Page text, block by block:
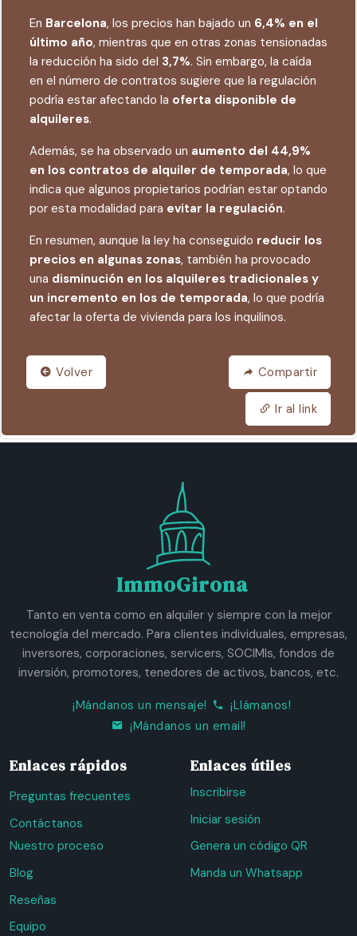
En Barcelona, los precios han bajado un 6,4% en el
último año, mientras que en otras zonas tensionadas
la reducción ha sido del 3,7%. Sin embargo, la caída
en el número de contratos sugiere que la regulación
podría estar afectando la oferta disponible de
alquileres.
Además, se ha observado un aumento del 44,9%
en los contratos de alquiler de temporada, lo que
indica que algunos propietarios podrían estar optando
por esta modalidad para evitar la regulación.
En resumen, aunque la ley ha conseguido reducir los
precios en algunas zonas, también ha provocado
una disminución en los alquileres tradicionales y
un incremento en los de temporada, lo que podría
afectar la oferta de vivienda para los inquilinos.
Volver Compartir
Ir al link
ImmoGirona
Tanto en venta como en alquiler y siempre con la mejor
tecnología del mercado. Para clientes individuales, empresas,
inversores, corporaciones, servicers, SOCIMIs, fondos de
inversión, promotores, tenedores de activos, bancos, etc.
¡Mándanos un mensaje!
¡Llámanos!
¡Mándanos un email!
Enlaces rápidos
Preguntas frecuentes
Contáctanos
Nuestro proceso
Blog
Reseñas
Equipo
Enlaces útiles
Inscribirse
Iniciar sesión
Genera un código QR
Manda un Whatsapp